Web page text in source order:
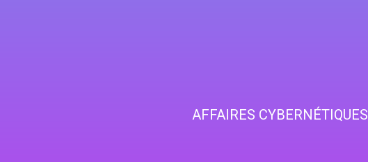
AFFAIRES CYBERNÉTIQUES